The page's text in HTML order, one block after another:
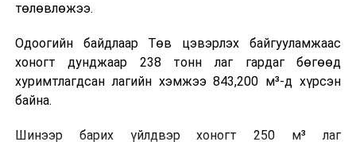
жишээнд суурилсан сургалт, багаар ажиллах дасгал,
танилцах, онцгой нөхцөлд ажиллах дадлага зэрэг
онол, практик хосолсон хэлбэрээр зохион байгуулж
байна.
төлөвлөжээ.
Одоогийн байдлаар Төв цэвэрлэх байгууламжаас
хоногт дунджаар 238 тонн лаг гардаг бөгөөд
хуримтлагдсан лагийн хэмжээ 843,200 м³-д хүрсэн
байна.
Шинээр барих үйлдвэр хоногт 250 м³ лаг